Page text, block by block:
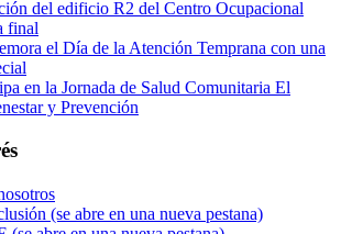
del edificio R2 del Centro Ocupacional
final
el Día de la Atención Temprana con una
en la Jornada de Salud Comunitaria El
y Prevención
(se abre en una nueva pestana)